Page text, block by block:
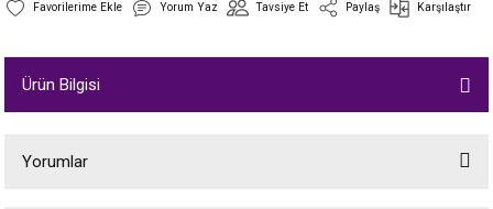
Yorum Yaz Tavsiye Et Paylaş Karşılaştır
Ürün Bilgisi
Yorumlar